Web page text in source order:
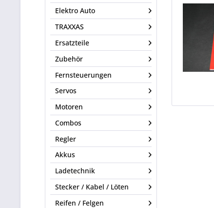
Elektro Auto
TRAXXAS
Ersatzteile
Zubehör
Fernsteuerungen
Servos
Motoren
Combos
Regler
Akkus
Ladetechnik
Stecker / Kabel / Löten
Reifen / Felgen